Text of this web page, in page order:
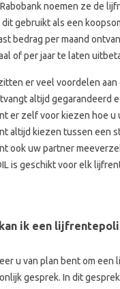
noemen ze de
gebruikt als een
bedrag per maand
of per jaar te laten
er veel voordelen
altijd gegarandeerd
er zelf voor kiezen hoe
altijd kiezen tussen een
ook uw partner
is geschikt voor elk
ik een
u van plan bent om
gesprek. In dit